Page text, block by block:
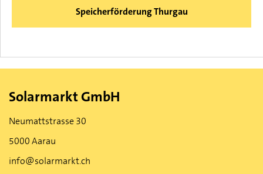
Speicherförderung Thurgau
Solarmarkt GmbH
Neumattstrasse 30
5000 Aarau
info@solarmarkt.ch